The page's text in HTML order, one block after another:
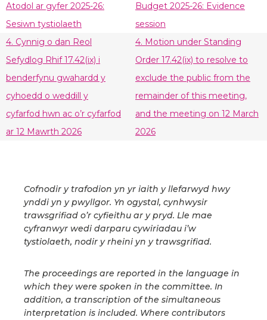
Atodol ar gyfer 2025-26:
Sesiwn tystiolaeth
Budget 2025-26: Evidence
session
4. Cynnig o dan Reol
Sefydlog Rhif 17.42(ix) i
benderfynu gwahardd y
cyhoedd o weddill y
cyfarfod hwn ac o’r cyfarfod
ar 12 Mawrth 2026
4. Motion under Standing
Order 17.42(ix) to resolve to
exclude the public from the
remainder of this meeting,
and the meeting on 12 March
2026
Cofnodir y trafodion yn yr iaith y llefarwyd hwy
ynddi yn y pwyllgor. Yn ogystal, cynhwysir
trawsgrifiad o’r cyfieithu ar y pryd. Lle mae
cyfranwyr wedi darparu cywiriadau i’w
tystiolaeth, nodir y rheini yn y trawsgrifiad.
The proceedings are reported in the language in
which they were spoken in the committee. In
addition, a transcription of the simultaneous
interpretation is included. Where contributors